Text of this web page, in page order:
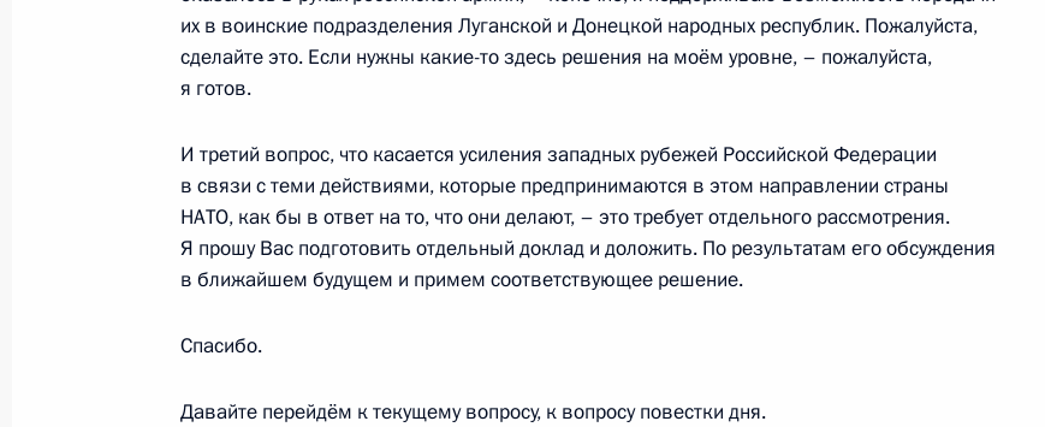
Москва, Кремль
Встреча с Министром юстиции Константином Чуйченко
31 января 2022 года, 13:45 Москва, Кремль
28 января 2022 года, 14:00 Московская область, Ново-Огарёво
их в воинские подразделения Луганской и Донецкой народных республик. Пожалуйста,
сделайте это. Если нужны какие-то здесь решения на моём уровне, – пожалуйста,
я готов.
И третий вопрос, что касается усиления западных рубежей Российской Федерации
в связи с теми действиями, которые предпринимаются в этом направлении страны
НАТО, как бы в ответ на то, что они делают, – это требует отдельного рассмотрения.
Я прошу Вас подготовить отдельный доклад и доложить. По результатам его обсуждения
в ближайшем будущем и примем соответствующее решение.
Спасибо.
Давайте перейдём к текущему вопросу, к вопросу повестки дня.